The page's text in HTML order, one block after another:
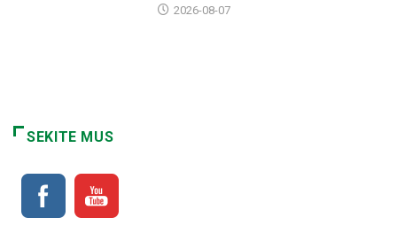
2026-08-07
SEKITE MUS